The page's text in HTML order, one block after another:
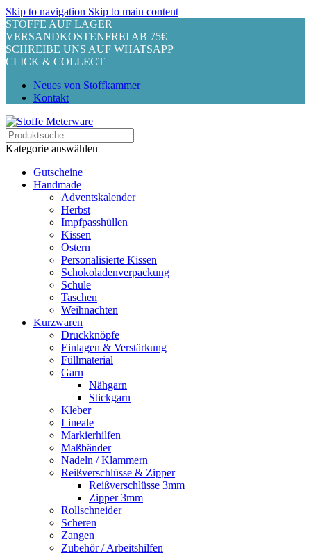
Skip to navigation Skip to main content
STOFFE AUF LAGER
VERSANDKOSTENFREI AB 75€
SCHREIBE UNS AUF WHATSAPP
CLICK & COLLECT
Neues von Stoffkammer
Kontakt
Kategorie auswählen
Gutscheine
Handmade
Adventskalender
Herbst
Impfpasshüllen
Kissen
Ostern
Personalisierte Kissen
Schokoladenverpackung
Schule
Taschen
Weihnachten
Kurzwaren
Druckknöpfe
Einlagen & Verstärkung
Füllmaterial
Garn
Nähgarn
Stickgarn
Kleber
Lineale
Markierhilfen
Maßbänder
Nadeln / Klammern
Reißverschlüsse & Zipper
Reißverschlüsse 3mm
Zipper 3mm
Rollschneider
Scheren
Zangen
Zubehör / Arbeitshilfen